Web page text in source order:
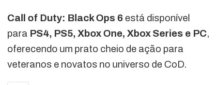
Call of Duty: Black Ops 6 está disponível
para PS4, PS5, Xbox One, Xbox Series e PC,
oferecendo um prato cheio de ação para
veteranos e novatos no universo de CoD.